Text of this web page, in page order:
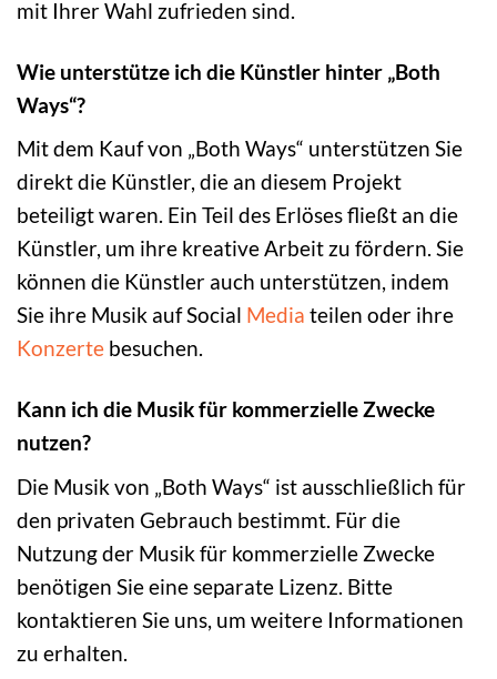
mit Ihrer Wahl zufrieden sind.
Wie unterstütze ich die Künstler hinter „Both
Ways“?
Mit dem Kauf von „Both Ways“ unterstützen Sie
direkt die Künstler, die an diesem Projekt
beteiligt waren. Ein Teil des Erlöses fließt an die
Künstler, um ihre kreative Arbeit zu fördern. Sie
können die Künstler auch unterstützen, indem
Sie ihre Musik auf Social Media teilen oder ihre
Konzerte besuchen.
Kann ich die Musik für kommerzielle Zwecke
nutzen?
Die Musik von „Both Ways“ ist ausschließlich für
den privaten Gebrauch bestimmt. Für die
Nutzung der Musik für kommerzielle Zwecke
benötigen Sie eine separate Lizenz. Bitte
kontaktieren Sie uns, um weitere Informationen
zu erhalten.